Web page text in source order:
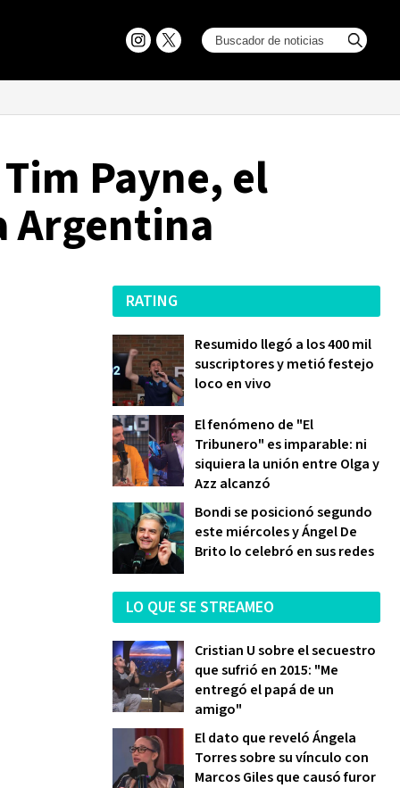
Payne, el
Argentina
RATING
Resumido llegó a los 400 mil
suscriptores y metió festejo
loco en vivo
El fenómeno de "El
Tribunero" es imparable: ni
siquiera la unión entre Olga y
Azz alcanzó
Bondi se posicionó segundo
este miércoles y Ángel De
Brito lo celebró en sus redes
LO QUE SE STREAMEO
Cristian U sobre el secuestro
que sufrió en 2015: "Me
entregó el papá de un
amigo"
El dato que reveló Ángela
Torres sobre su vínculo con
Marcos Giles que causó furor